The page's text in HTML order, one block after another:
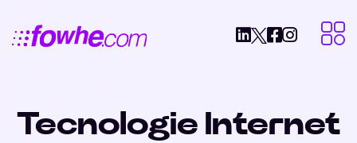
Tecnologie Internet